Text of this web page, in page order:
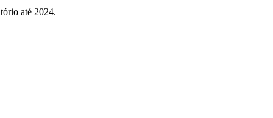
até 2024.